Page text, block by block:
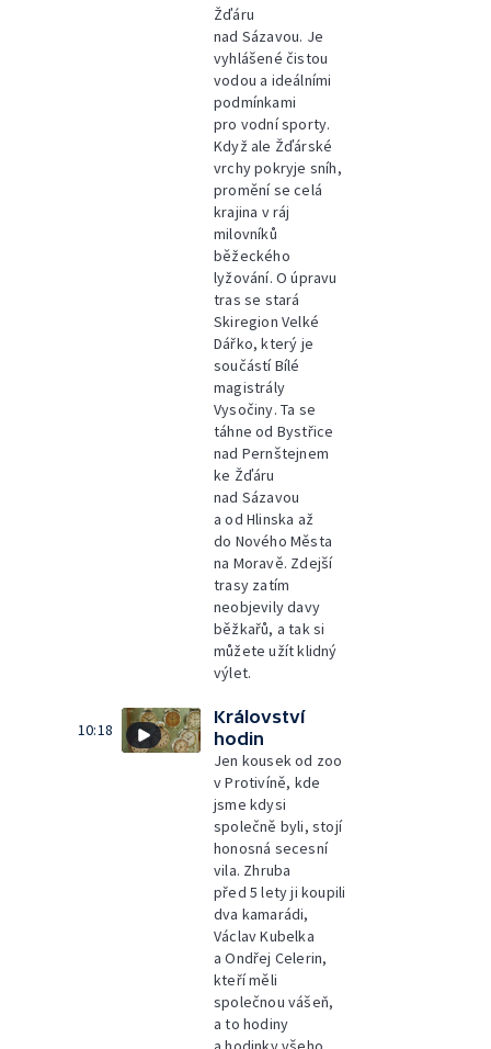
Žďáru
nad Sázavou. Je
vyhlášené čistou
vodou a ideálními
podmínkami
pro vodní sporty.
Když ale Žďárské
vrchy pokryje sníh,
promění se celá
krajina v ráj
milovníků
běžeckého
lyžování. O úpravu
tras se stará
Skiregion Velké
Dářko, který je
součástí Bílé
magistrály
Vysočiny. Ta se
táhne od Bystřice
nad Pernštejnem
ke Žďáru
nad Sázavou
a od Hlinska až
do Nového Města
na Moravě. Zdejší
trasy zatím
neobjevily davy
běžkařů, a tak si
můžete užít klidný
výlet.
10:18
Království
hodin
Jen kousek od zoo
v Protivíně, kde
jsme kdysi
společně byli, stojí
honosná secesní
vila. Zhruba
před 5 lety ji koupili
dva kamarádi,
Václav Kubelka
a Ondřej Celerin,
kteří měli
společnou vášeň,
a to hodiny